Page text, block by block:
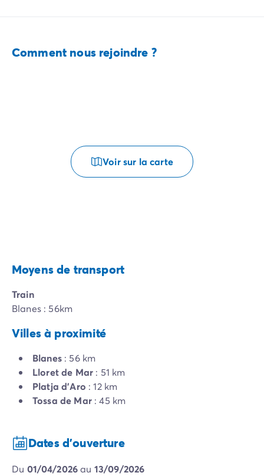
Comment nous rejoindre ?
Voir sur la carte
Moyens de transport
Train
Blanes : 56km
Villes à proximité
Blanes: 56 km
Lloret de Mar : 51 km
Platja d'Aro : 12 km
Tossa de Mar: 45 km
Dates d'ouverture
du 01/04/2026au 13/09/2026